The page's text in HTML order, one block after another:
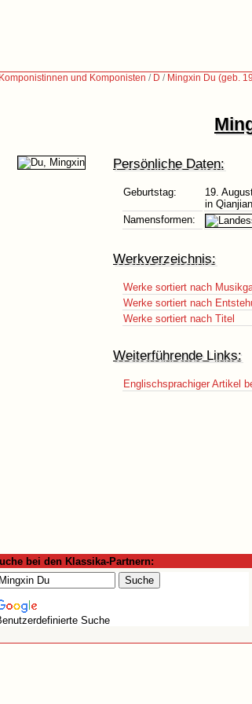
Komponistinnen und Komponisten / D / Mingxin Du (geb.
Persönliche Daten:
Geburtstag:
19.
in
Namensformen:
Werkverzeichnis:
Werke sortiert nach
Werke sortiert nach
Werke sortiert nach Titel
Weiterführende Links:
Englischsprachiger Artikel
bei den Klassika-Partnern:
Suche